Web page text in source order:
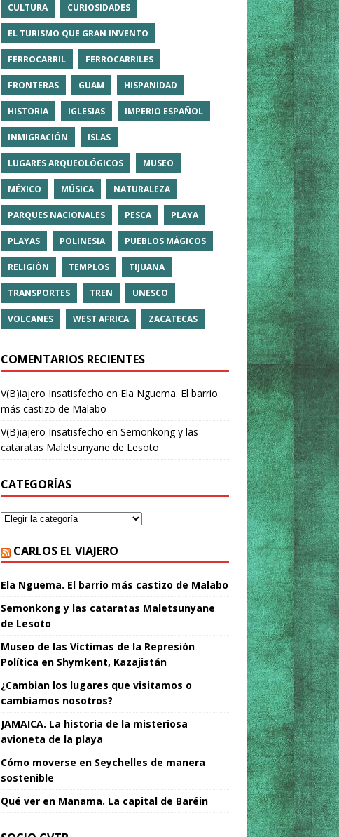
CULTURA CURIOSIDADES
EL TURISMO QUE GRAN INVENTO
FERROCARRIL FERROCARRILES
FRONTERAS GUAM HISPANIDAD
HISTORIA IGLESIAS IMPERIO ESPAÑOL
INMIGRACIÓN ISLAS
LUGARES ARQUEOLÓGICOS MUSEO
MÉXICO MÚSICA NATURALEZA
PARQUES NACIONALES PESCA PLAYA
PLAYAS POLINESIA PUEBLOS MÁGICOS
RELIGIÓN TEMPLOS TIJUANA
TRANSPORTES TREN UNESCO
VOLCANES WEST AFRICA ZACATECAS
COMENTARIOS RECIENTES
V(B)iajero Insatisfecho en Ela Nguema. El barrio
más castizo de Malabo
V(B)iajero Insatisfecho en Semonkong y las
cataratas Maletsunyane de Lesoto
CATEGORÍAS
CARLOS EL VIAJERO
Ela Nguema. El barrio más castizo de Malabo
Semonkong y las cataratas Maletsunyane
de Lesoto
Museo de las Víctimas de la Represión
Política en Shymkent, Kazajistán
¿Cambian los lugares que visitamos o
cambiamos nosotros?
JAMAICA. La historia de la misteriosa
avioneta de la playa
Cómo moverse en Seychelles de manera
sostenible
Qué ver en Manama. La capital de Baréin